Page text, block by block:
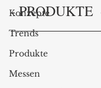
Konzepte
Trends
Produkte
Messen
- PRODUKTE